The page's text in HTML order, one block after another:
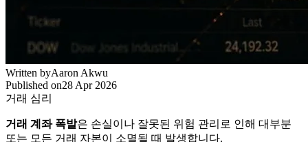
Written byAaron Akwu
Published on28 Apr 2026
거래 심리
거래 계좌 폭발은 손실이나 잘못된 위험 관리로 인해 대부분
또는 모든 거래 자본이 소멸될 때 발생합니다.